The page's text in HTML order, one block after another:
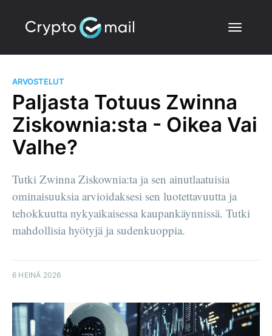
ARVOSTELUT
Paljasta Totuus Zwinna
Ziskownia:sta - Oikea Vai
Valhe?
Tutki Zwinna Ziskownia:ta ja sen ainutlaatuisia
ominaisuuksia arvioidaksesi sen luotettavuutta ja
tehokkuutta nykyaikaisessa kaupankäynnissä. Tutki
mahdollisia hyötyjä ja sudenkuoppia.
6 HEINÄ 2026